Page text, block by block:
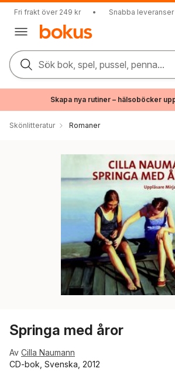
Fri frakt över 249 kr • Snabba leveranser
Sök bok, spel, pussel, penna...
Skapa nya rutiner – hälsoböcker
Skönlitteratur Romaner
Springa med åror
Av Cilla Naumann
CD-bok, Svenska, 2012